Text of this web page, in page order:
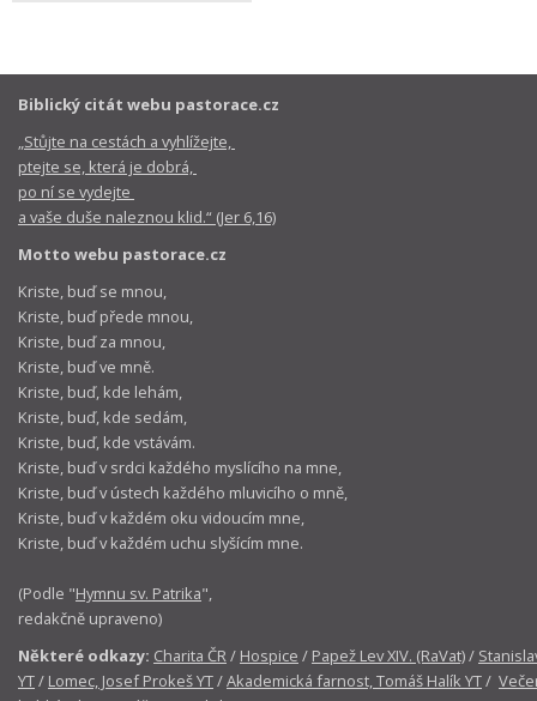
Biblický citát webu pastorace.cz
„Stůjte na cestách a vyhlížejte,
ptejte se, která je dobrá,
po ní se vydejte
a vaše duše naleznou klid.“ (Jer 6,16)
Motto webu pastorace.cz
Kriste, buď se mnou,
Kriste, buď přede mnou,
Kriste, buď za mnou,
Kriste, buď ve mně.
Kriste, buď, kde lehám,
Kriste, buď, kde sedám,
Kriste, buď, kde vstávám.
Kriste, buď v srdci každého myslícího na mne,
Kriste, buď v ústech každého mluvicího o mně,
Kriste, buď v každém oku vidoucím mne,
Kriste, buď v každém uchu slyšícím mne.
(Podle "Hymnu sv. Patrika",
redakčně upraveno)
Některé odkazy: Charita ČR/ Hospice / Papež Lev XIV. (RaVat)/
YT/ Lomec, Josef Prokeš YT/Akademická farnost, Tomáš Halík YT/